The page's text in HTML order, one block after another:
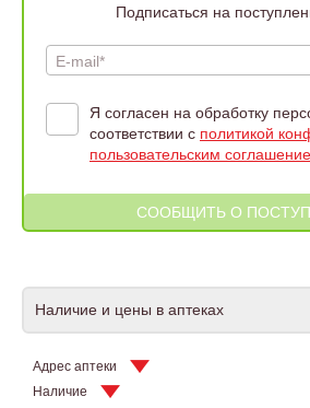
Подписаться на
E-mail*
Я согласен на обработку
соответствии с политикой
пользовательским
Наличие и цены в аптеках
Адрес аптеки
Наличие